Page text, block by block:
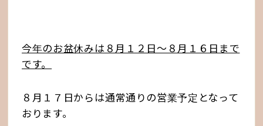
今年のお盆休みは８月１２日〜８月１６日まで
です。
８月１７日からは通常通りの営業予定となって
おります。